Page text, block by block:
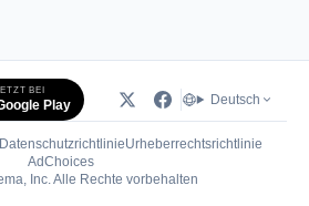
BEI
Play Deutsch
DatenschutzrichtlinieUrheberrechtsrichtlinie
AdChoices(öffnet in neuem Tab)
Inc. Alle Rechte vorbehalten